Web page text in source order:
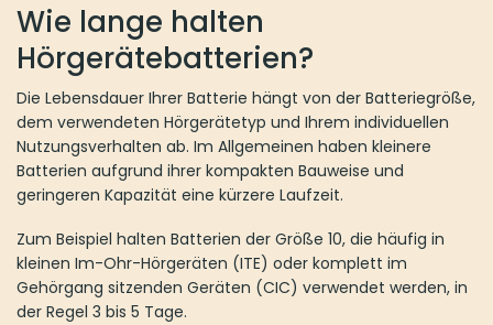
Wie lange halten
Hörgerätebatterien?
Die Lebensdauer Ihrer Batterie hängt von der Batteriegröße,
dem verwendeten Hörgerätetyp und Ihrem individuellen
Nutzungsverhalten ab. Im Allgemeinen haben kleinere
Batterien aufgrund ihrer kompakten Bauweise und
geringeren Kapazität eine kürzere Laufzeit.
Zum Beispiel halten Batterien der Größe 10, die häufig in
kleinen Im-Ohr-Hörgeräten (ITE) oder komplett im
Gehörgang sitzenden Geräten (CIC) verwendet werden, in
der Regel 3 bis 5 Tage.